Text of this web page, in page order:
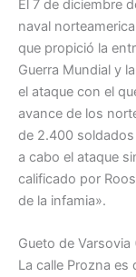
El 7 de diciembre
naval
que propició la
Guerra Mundial y
el ataque con el
avance de los
de 2.400
a cabo el ataque
calificado por
de la infamia».
Gueto de Varsovia
La calle Prozna